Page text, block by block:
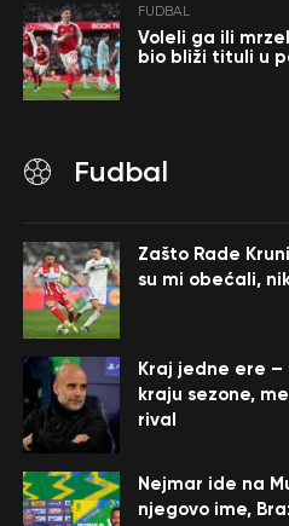
FUDBAL
Voleli ga ili
bio bliži tituli u
Fudbal
Zašto Rade
su mi obećali,
Kraj jedne ere
kraju sezone,
rival
Nejmar ide na
njegovo ime,